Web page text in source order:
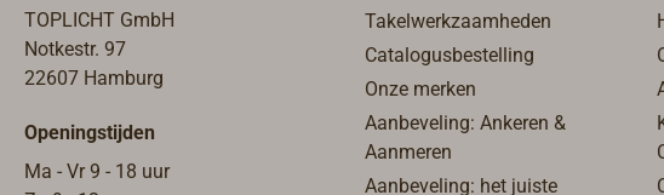
TOPLICHT GmbH
Notkestr. 97
22607 Hamburg
Openingstijden
Ma - Vr 9 - 18 uur
Takelwerkzaamheden
Catalogusbestelling
Onze merken
Aanbeveling: Ankeren &
Aanmeren
Aanbeveling: het juiste